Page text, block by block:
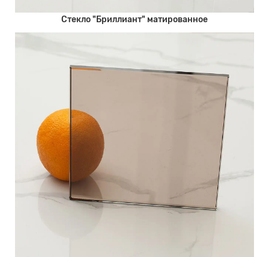
Стекло "Бриллиант" матированное